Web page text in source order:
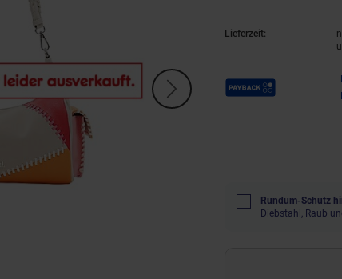
Lieferzeit:
Payback Punkte
Rundum-Schutz
Diebstahl, Raub